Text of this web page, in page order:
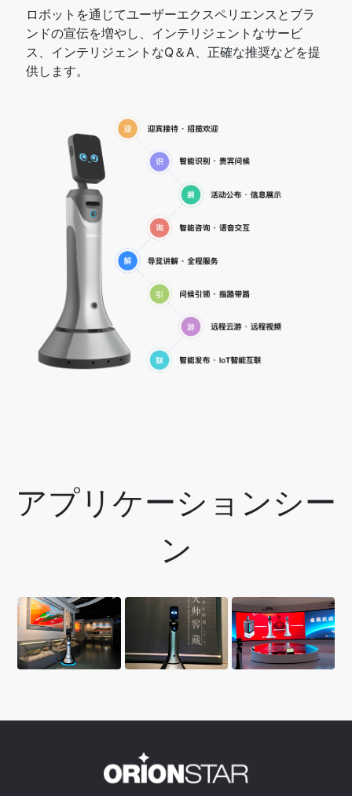
ロボットを通じてユーザーエクスペリエンスとブラ
ンドの宣伝を増やし、インテリジェントなサービ
ス、インテリジェントなQ＆A、正確な推奨などを提
供します。
アプリケーションシー
ン
西
地
質
山
東
美
術
館